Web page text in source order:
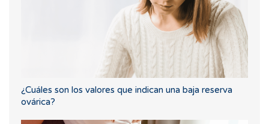
¿Cuáles son los valores que indican una baja reserva
ovárica?